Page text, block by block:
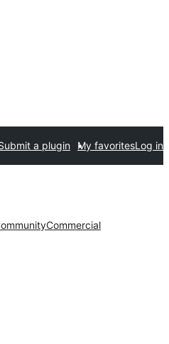
a plugin My favoritesLog in
Commercial